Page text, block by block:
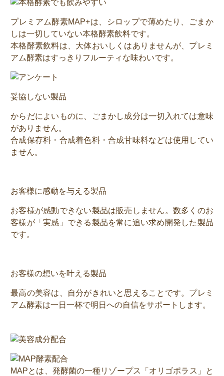
プレミアム酵素MAP+は、シロップで薄めたり、ごまか
しは一切していない本格酵素飲料です。
本格酵素飲料は、大体おいしくはありませんが、プレミ
アム酵素はすっきりフルーティな味わいです。
妥協しない製品
からだによいものに、ごまかし成分は一切入れては意味
がありません。
合成保存料・合成着色料・合成甘味料などは使用してい
ません。
お客様に感動を与える製品
お客様が感動できない製品は販売しません。数多くのお
客様が「実感」できる製品を常に追い求め開発した製品
です。
お客様の想いを叶える製品
最高の美容は、自分がきれいと思えることです。プレミ
アム酵素は一日一杯で明日への自信をサポートします。
MAPとは、発酵菌の一種リゾープス「オリゴポラス」と